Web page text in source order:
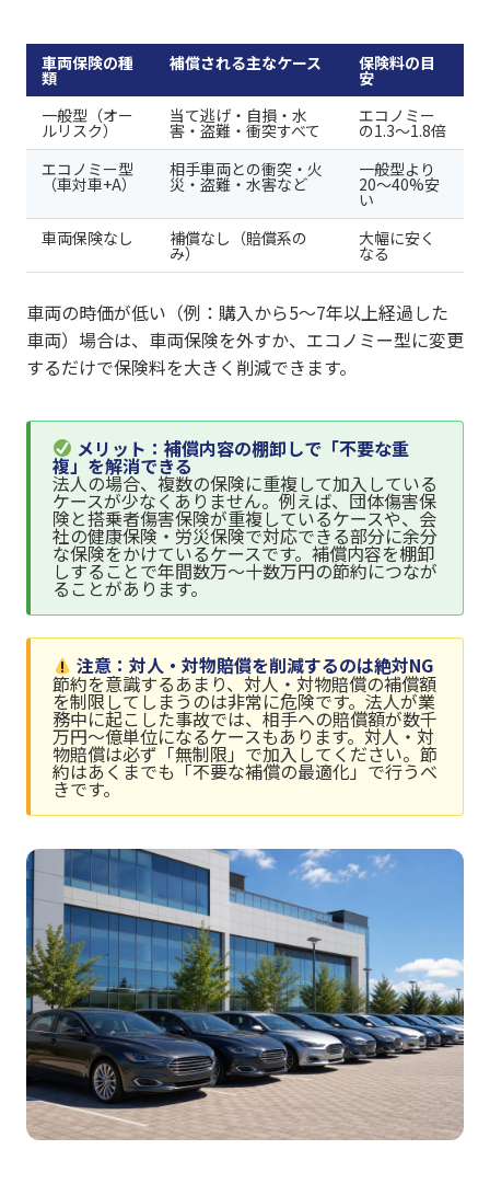
車両保険の種
類
補償される主なケース 保険料の目
安
一般型（オー
ルリスク）
当て逃げ・自損・水
害・盗難・衝突すべて
エコノミー
の1.3〜1.8倍
エコノミー型
（車対車+A）
相手車両との衝突・火
災・盗難・水害など
一般型より
20〜40%安
い
車両保険なし
補償なし（賠償系の
み）
大幅に安く
なる
車両の時価が低い（例：購入から5〜7年以上経過した
車両）場合は、車両保険を外すか、エコノミー型に変更
するだけで保険料を大きく削減できます。
メリット：補償内容の棚卸しで「不要な重
複」を解消できる
法人の場合、複数の保険に重複して加入している
ケースが少なくありません。例えば、団体傷害保
険と搭乗者傷害保険が重複しているケースや、会
社の健康保険・労災保険で対応できる部分に余分
な保険をかけているケースです。補償内容を棚卸
しすることで年間数万〜十数万円の節約につなが
ることがあります。
注意：対人・対物賠償を削減するのは絶対NG
節約を意識するあまり、対人・対物賠償の補償額
を制限してしまうのは非常に危険です。法人が業
務中に起こした事故では、相手への賠償額が数千
万円〜億単位になるケースもあります。対人・対
物賠償は必ず「無制限」で加入してください。節
約はあくまでも「不要な補償の最適化」で行うべ
きです。